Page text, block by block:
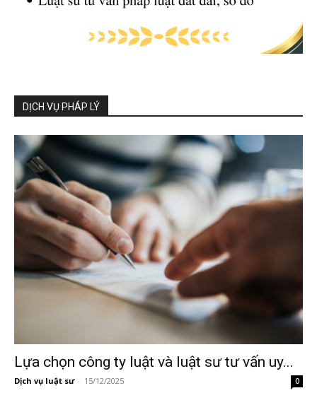
DỊCH VỤ PHÁP LÝ
Lựa chọn công ty luật và luật sư tư vấn uy...
Dịch vụ luật sư - 15/12/2025 0